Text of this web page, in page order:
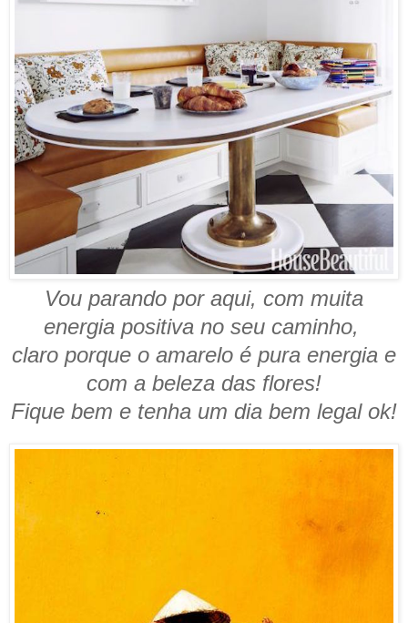
Vou parando por aqui, com muita
energia positiva no seu caminho,
claro porque o amarelo é pura energia e
com a beleza das flores!
Fique bem e tenha um dia bem legal ok!